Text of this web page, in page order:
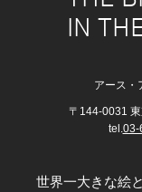
IN
アース・
〒144-0031
tel.03-
世界一大きな絵